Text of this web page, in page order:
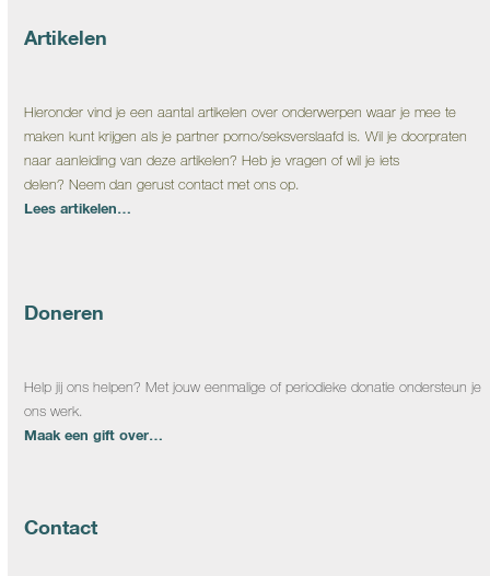
Artikelen
Hieronder vind je een aantal artikelen over onderwerpen waar je mee te
maken kunt krijgen als je partner porno/seksverslaafd is. Wil je doorpraten
naar aanleiding van deze artikelen? Heb je vragen of wil je iets
delen? Neem dan gerust contact met ons op.
Lees artikelen…
Doneren
Help jij ons helpen? Met jouw eenmalige of periodieke donatie ondersteun je
ons werk.
Maak een gift over…
Contact